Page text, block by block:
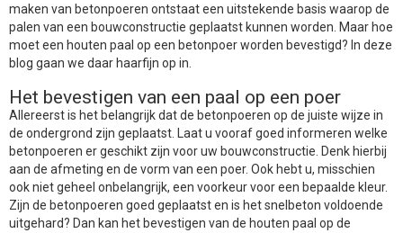
maken van betonpoeren ontstaat een uitstekende basis waarop de
palen van een bouwconstructie geplaatst kunnen worden. Maar hoe
moet een houten paal op een betonpoer worden bevestigd? In deze
blog gaan we daar haarfijn op in.
Het bevestigen van een paal op een poer
Allereerst is het belangrijk dat de betonpoeren op de juiste wijze in
de ondergrond zijn geplaatst. Laat u vooraf goed informeren welke
betonpoeren er geschikt zijn voor uw bouwconstructie. Denk hierbij
aan de afmeting en de vorm van een poer. Ook hebt u, misschien
ook niet geheel onbelangrijk, een voorkeur voor een bepaalde kleur.
Zijn de betonpoeren goed geplaatst en is het snelbeton voldoende
uitgehard? Dan kan het bevestigen van de houten paal op de